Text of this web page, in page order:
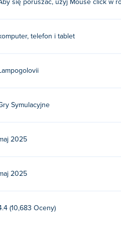
mobilnych i
i urządzeniach mobilnych, takich
się poruszać, użyj Mouse click w
telefon i tablet
Symulacyjne
2025
2025
(10,683 Oceny)